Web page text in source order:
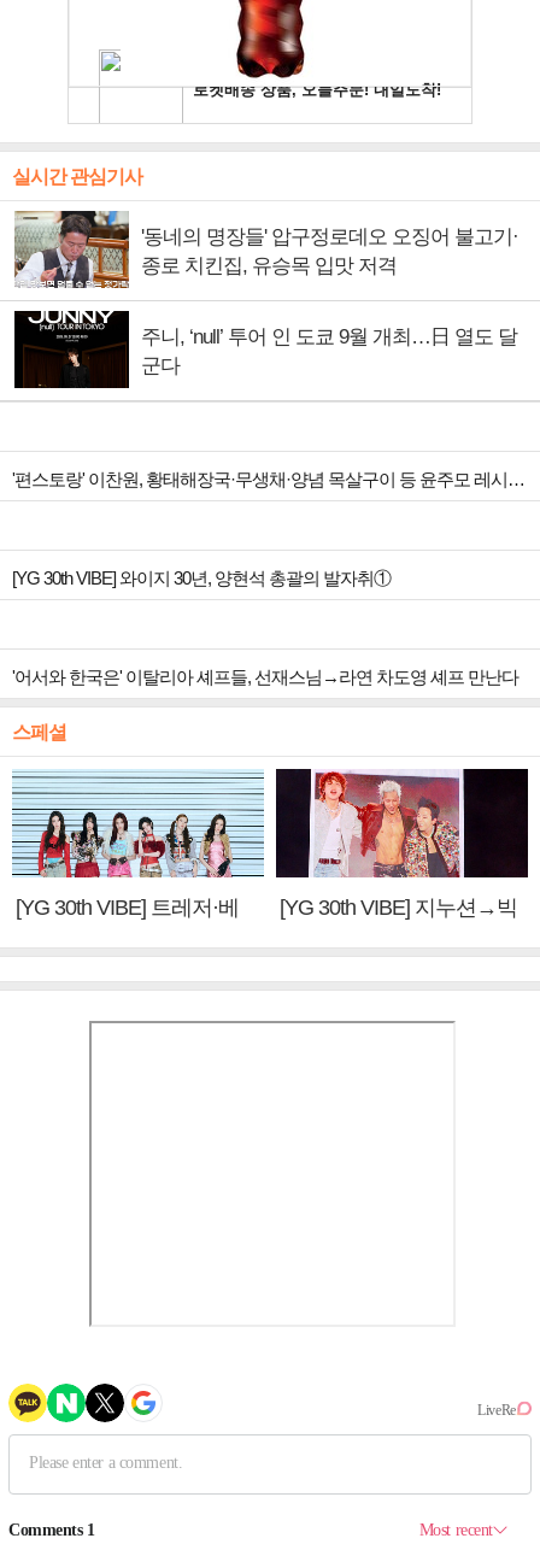
실시간 관심기사
'동네의 명장들' 압구정로데오 오징어 불고기·
종로 치킨집, 유승목 입맛 저격
주니, ‘null’ 투어 인 도쿄 9월 개최…日 열도 달
군다
'편스토랑' 이찬원, 황태해장국·무생채·양념 목살구이 등 윤주모 레시피 섭렵
[YG 30th VIBE] 와이지 30년, 양현석 총괄의 발자취①
'어서와 한국은' 이탈리아 셰프들, 선재스님→라연 차도영 셰프 만난다
스페셜
[YG 30th VIBE] 트레저·베
[YG 30th VIBE] 지누션→빅